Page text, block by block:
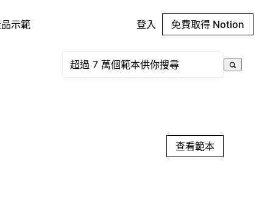
示範 登入 免費取得 Notion
查看範本